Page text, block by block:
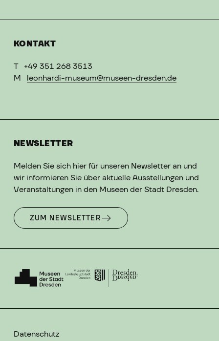
KONTAKT
T
+49 351 268 3513
M
leonhardi-museum@museen-dresden.de
NEWSLETTER
Melden Sie sich hier für unseren Newsletter an und
wir informieren Sie über aktuelle Ausstellungen und
Veranstaltungen in den Museen der Stadt Dresden.
ZUM NEWSLETTER
Datenschutz